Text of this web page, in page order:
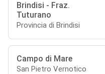
Brindisi - Fraz.
Tuturano
Provincia di Brindisi
Campo di Mare
San Pietro Vernotico